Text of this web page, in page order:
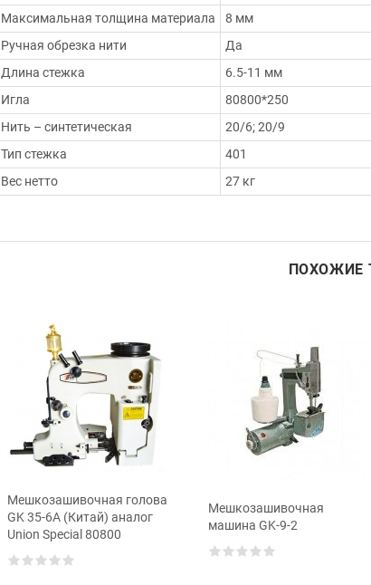
Максимальная толщина материала
8 мм
Ручная обрезка нити
Да
Длина стежка
6.5-11 мм
Игла
80800*250
Нить – синтетическая
20/6; 20/9
Тип стежка
401
Вес нетто
27 кг
ПОХОЖИЕ
Мешкозашивочная голова
GK 35-6А (Китай) аналог
Union Special 80800
Мешкозашивочная
машина GK-9-2